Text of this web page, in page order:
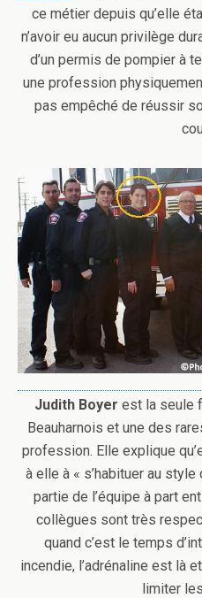
ce métier depuis qu’elle
n’avoir eu aucun privilège
d’un permis de pompier à
une profession
pas empêché de réussir
Judith Boyer est la seule
Beauharnois et une des
profession. Elle explique
à elle à « s’habituer au
partie de l’équipe à part
collègues sont très
quand c’est le temps
incendie, l’adrénaline est là
limiter